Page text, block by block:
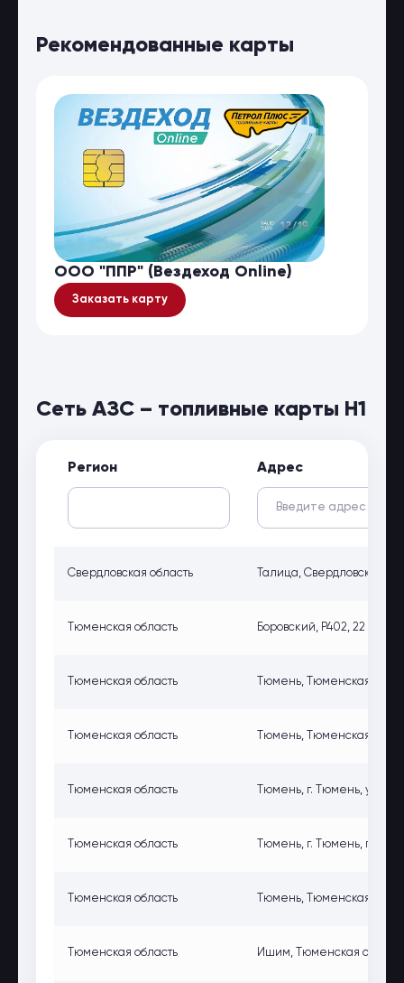
Рекомендованные карты
ООО "ППР" (Вездеход Online)
Заказать карту
Сеть АЗС – топливные карты Н1
Регион Адрес
Свердловская область Талица, Свердловская
Тюменская область Боровский, Р402, 22 км,
Тюменская область Тюмень, Тюменская обл.,
Тюменская область Тюмень, Тюменская обл.,
Тюменская область Тюмень, г. Тюмень, ул.
Тюменская область Тюмень, г. Тюмень,
Тюменская область Тюмень, Тюменская обл.,
Тюменская область Ишим, Тюменская обл.,